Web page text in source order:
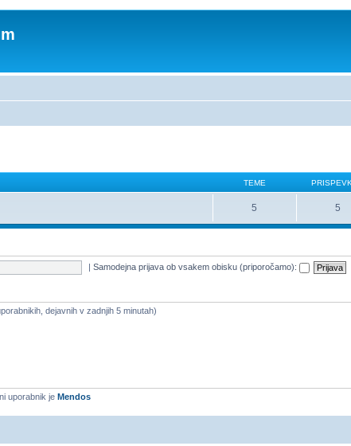
TEME
5 5
|Samodejna prijava ob vsakem obisku (priporočamo):
dejavnih v zadnjih 5 minutah)
uporabnik je Mendos